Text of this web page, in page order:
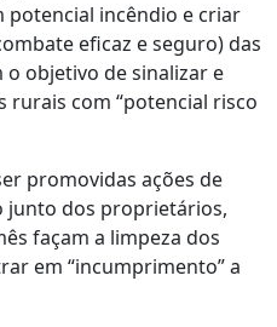
potencial incêndio e criar
eficaz e seguro) das
objetivo de sinalizar e
com “potencial risco
promovidas ações de
junto dos proprietários,
façam a limpeza dos
em “incumprimento” a